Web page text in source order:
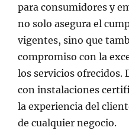
para consumidores y
no solo asegura el
vigentes, sino que
compromiso con la
los servicios ofrecidos.
con instalaciones
la experiencia del
de cualquier negocio.